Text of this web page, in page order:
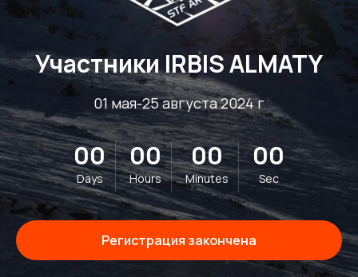
Участники IRBIS ALMATY
01 мая-25 августа 2024 г
00
Days
00
Hours
00
Minutes
00
Sec
Регистрация закончена